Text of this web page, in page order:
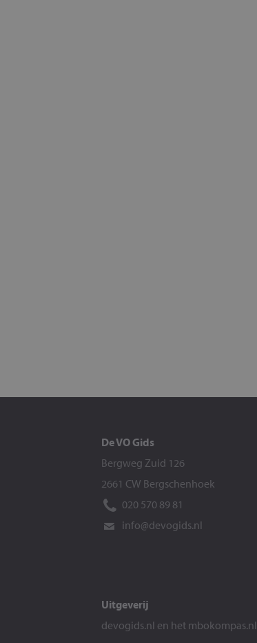
De VO Gids
Bergweg Zuid 126
2661 CW Bergschenhoek
020 570 89 81
info@devogids.nl
Uitgeverij
devogids.nl en het mbokompas.nl